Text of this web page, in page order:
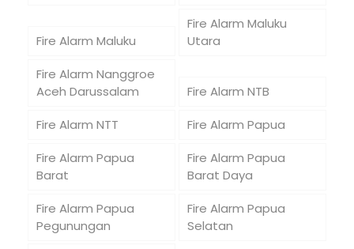
Fire Alarm Maluku
Fire Alarm Maluku
Utara
Fire Alarm Nanggroe
Aceh Darussalam
Fire Alarm NTB
Fire Alarm NTT
Fire Alarm Papua
Fire Alarm Papua
Barat
Fire Alarm Papua
Barat Daya
Fire Alarm Papua
Pegunungan
Fire Alarm Papua
Selatan